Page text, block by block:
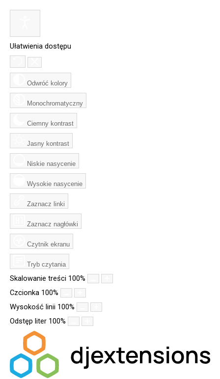
Ułatwienia dostępu
Odwróć kolory
Monochromatyczny
Ciemny kontrast
Jasny kontrast
Niskie nasycenie
Wysokie nasycenie
Zaznacz linki
Zaznacz nagłówki
Czytnik ekranu
Tryb czytania
Skalowanie treści 100%
Czcionka 100%
Wysokość linii 100%
Odstęp liter 100%